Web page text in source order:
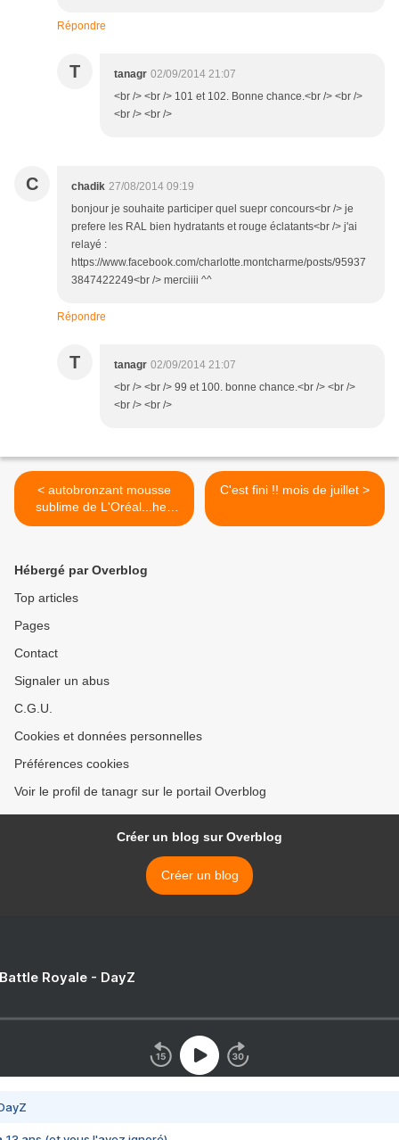
Répondre
T tanagr 02/09/2014 21:07
<br /> <br /> 101 et 102. Bonne chance.<br /> <br />
<br /> <br />
C chadik 27/08/2014 09:19
bonjour je souhaite participer quel suepr concours<br /> je
prefere les RAL bien hydratants et rouge éclatants<br /> j'ai
relayé :
https://www.facebook.com/charlotte.montcharme/posts/95937
3847422249<br /> merciiii ^^
Répondre
T tanagr 02/09/2014 21:07
<br /> <br /> 99 et 100. bonne chance.<br /> <br />
<br /> <br />
< autobronzant mousse
sublime de L'Oréal...heu
c'est pas pour moi
C'est fini !! mois de juillet >
Hébergé par Overblog
Top articles
Pages
Contact
Signaler un abus
C.G.U.
Cookies et données personnelles
Préférences cookies
Voir le profil de tanagr sur le portail Overblog
Créer un blog sur Overblog
Créer un blog
Royale - DayZ